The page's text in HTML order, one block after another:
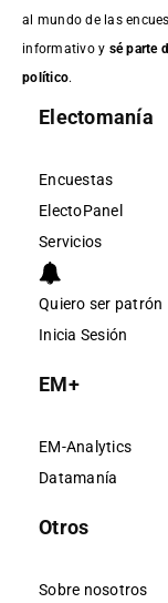
al mundo de las
informativo y sé parte
político.
Electomanía
Encuestas
ElectoPanel
Servicios
Quiero ser patrón
Inicia Sesión
EM+
EM-Analytics
Datamanía
Otros
Sobre nosotros